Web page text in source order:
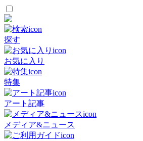
探す
お気に入り
特集
アート記事
メディア&ニュース